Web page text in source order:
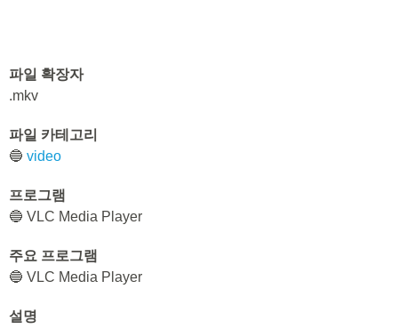
파일 확장자
.mkv
파일 카테고리
🔵 video
프로그램
🔵 VLC Media Player
주요 프로그램
🔵 VLC Media Player
설명